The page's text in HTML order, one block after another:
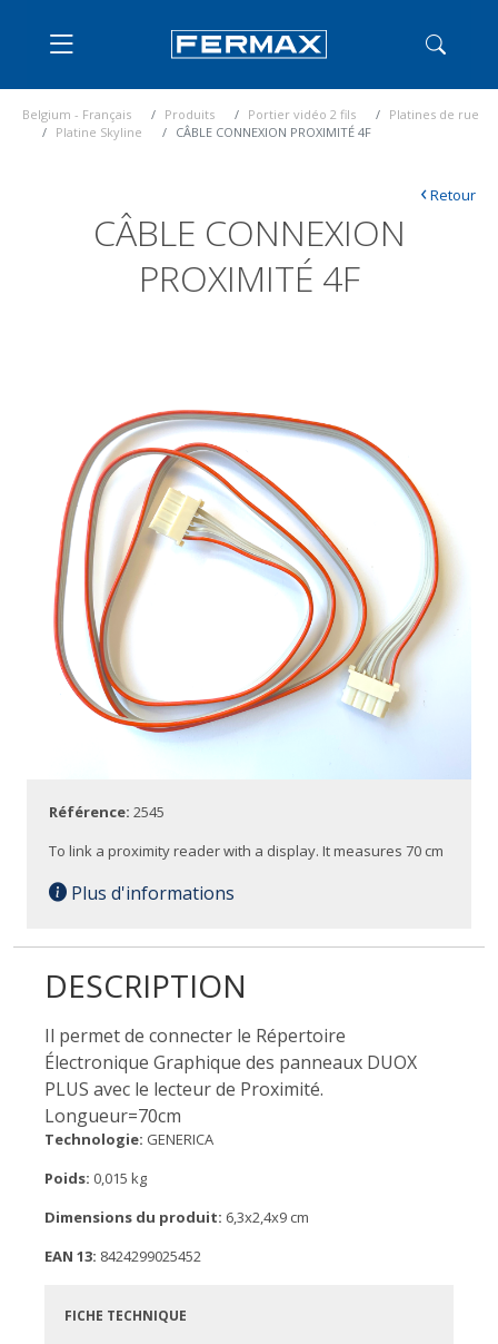
Belgium - Français Produits Portier vidéo 2 fils
Platines de rue
Platine Skyline
CÂBLE CONNEXION PROXIMITÉ 4F
CÂBLE CONNEXION
PROXIMITÉ 4F
‹Retour
Référence: 2545
To link a proximity reader with a display. It measures 70 cm
Plus d'informations
DESCRIPTION
Il permet de connecter le Répertoire
Électronique Graphique des panneaux DUOX
PLUS avec le lecteur de Proximité.
Longueur=70cm
Technologie: GENERICA
Poids: 0,015 kg
Dimensions du produit: 6,3x2,4x9 cm
EAN 13: 8424299025452
FICHE TECHNIQUE